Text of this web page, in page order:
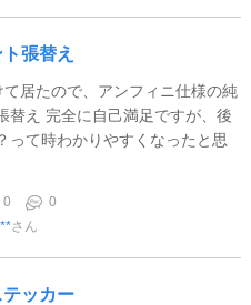
張替え
居たので、アンフィニ仕様の純
替え 完全に自己満足ですが、後
って時わかりやすくなったと思
0
0
さん
ッカー